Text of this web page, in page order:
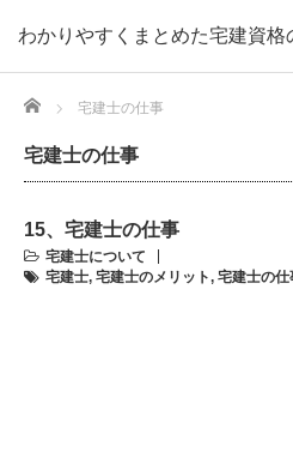
わかりやすくまとめた宅建資格
Home 宅建士の仕事
宅建士の仕事
15、宅建士の仕事
宅建士について
宅建士, 宅建士のメリット, 宅建士の仕